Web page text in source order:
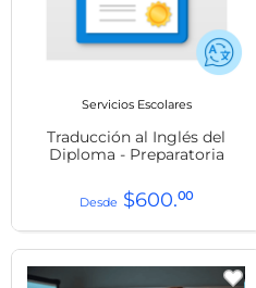
Servicios Escolares
Traducción al Inglés del
Diploma - Preparatoria
$600.00